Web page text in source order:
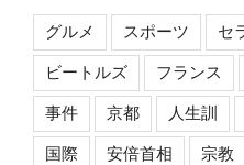
グルメ スポーツ セ
ビートルズ フランス
事件 京都 人生訓
国際 安倍首相 宗教